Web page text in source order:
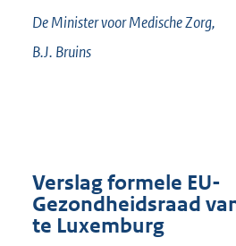
De Minister voor Medische Zorg,
B.J. Bruins
Verslag formele EU-
Gezondheidsraad
te Luxemburg